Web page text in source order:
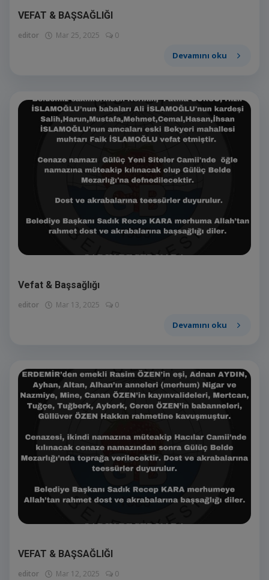
VEFAT & BAŞSAĞLIĞI
editor Mar 25, 2025 0
Devamını oku
Vefat & Başsağlığı
editor Mar 13, 2025 0
Devamını oku
VEFAT & BAŞSAĞLIĞI
editor Mar 12, 2025 0